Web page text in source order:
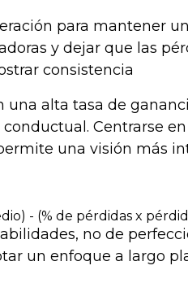
para mantener
y dejar que las
consistencia
una alta tasa de
Centrarse
una visión más
- (% de pérdidas x
no de
un enfoque a largo